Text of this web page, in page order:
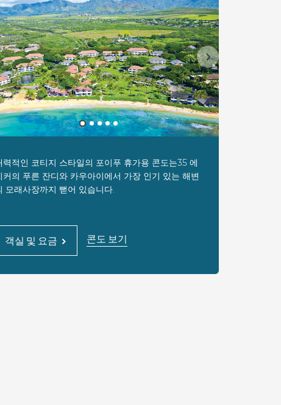
다음
력적인 코티지 스타일의 포이푸 휴가용 콘도는35 에
커의 푸른 잔디와 카우아이에서 가장 인기 있는 해변
모래사장까지 뻗어 있습니다.
객실 및 요금 콘도 보기